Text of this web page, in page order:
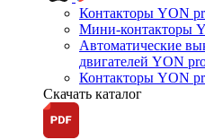
Контакторы YON
Мини-контакторы
Автоматические
двигателей YON
Контакторы YON
Скачать каталог